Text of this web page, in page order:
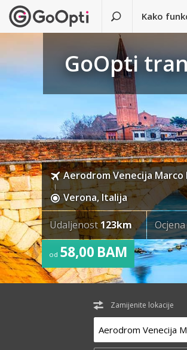
Kako
GoOpti
Aerodrom Venecija Marco
Verona, Italija
Udaljenost123km
od 58,00 BAM
Zamijenite lokacije